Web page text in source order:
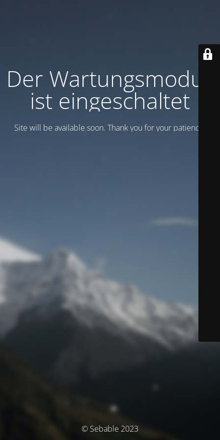
Der Wartungsmodus
ist eingeschaltet
Site will be available soon. Thank you for your patience!
© Sebable 2023